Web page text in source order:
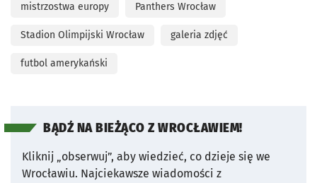
mistrzostwa europy Panthers Wrocław
Stadion Olimpijski Wrocław galeria zdjęć
futbol amerykański
BĄDŹ NA BIEŻĄCO Z WROCŁAWIEM!
Kliknij „obserwuj”, aby wiedzieć, co dzieje się we
Wrocławiu. Najciekawsze wiadomości z